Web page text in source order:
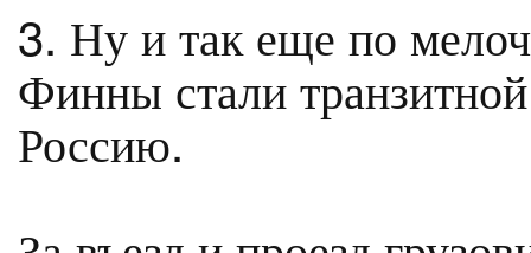
3. Ну и так еще по
Финны стали
Россию.